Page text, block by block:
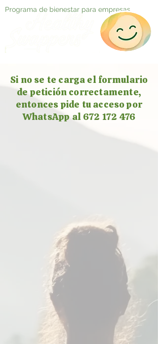
Programa de bienestar para empresas
Si no se te carga el formulario
de petición correctamente,
entonces pide tu acceso por
WhatsApp al 672 172 476